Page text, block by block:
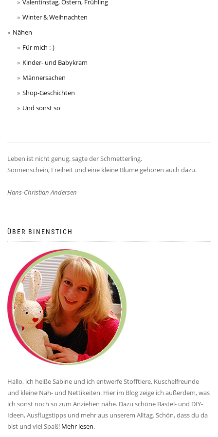
Valentinstag, Ostern, Frühling
Winter & Weihnachten
Nähen
Für mich :-)
Kinder- und Babykram
Männersachen
Shop-Geschichten
Und sonst so
Leben ist nicht genug, sagte der Schmetterling.
Sonnenschein, Freiheit und eine kleine Blume gehören auch dazu.
Hans-Christian Andersen
ÜBER BINENSTICH
Hallo, ich heiße Sabine und ich entwerfe Stofftiere, Kuschelfreunde
und kleine Näh- und Nettikeiten. Hier im Blog zeige ich außerdem, was
ich sonst noch so zum Anziehen nähe. Dazu schöne Bastel- und DIY-
Ideen, Ausflugstipps und mehr aus unserem Alltag. Schön, dass du da
bist und viel Spaß! Mehr lesen.